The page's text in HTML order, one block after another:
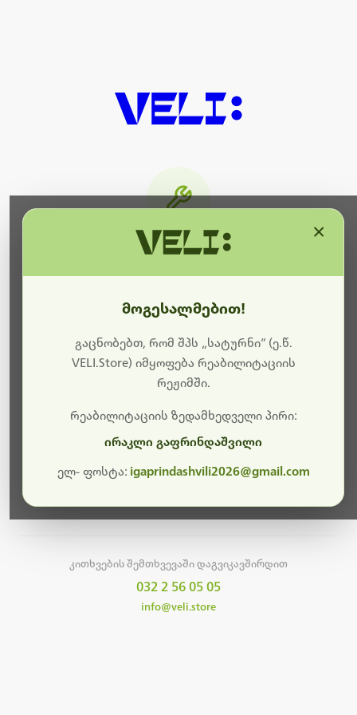
ბოდიშს გიხდით შეფერხებისთვის. ამჟამად
მიმდინარეობს საიტის განახლება და ტექნიკური
სამუშაოები.
მალე ისევ ხელმისაწვდომი იქნება. გმადლობთ
კითხვების შემთხვევაში დაგვიკავშირდით
032 2 56 05 05
info@veli.store
მოგესალმებით!
გაცნობებთ, რომ შპს „სატურნი“ (ე.წ.
VELI.Store) იმყოფება რეაბილიტაციის
რეჟიმში.
რეაბილიტაციის ზედამხედველი პირი:
ირაკლი გაფრინდაშვილი
ელ- ფოსტა: igaprindashvili2026@gmail.com
×